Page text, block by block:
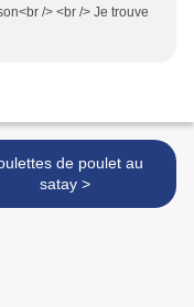
/> <br /> Je trouve
de poulet au
satay >